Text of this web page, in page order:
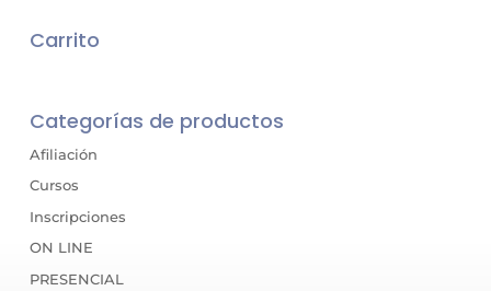
Carrito
Categorías de productos
Afiliación
Cursos
Inscripciones
ON LINE
PRESENCIAL